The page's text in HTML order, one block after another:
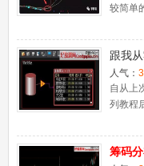
较简单
跟我
股票
人气：
自从上
列教程
筹码